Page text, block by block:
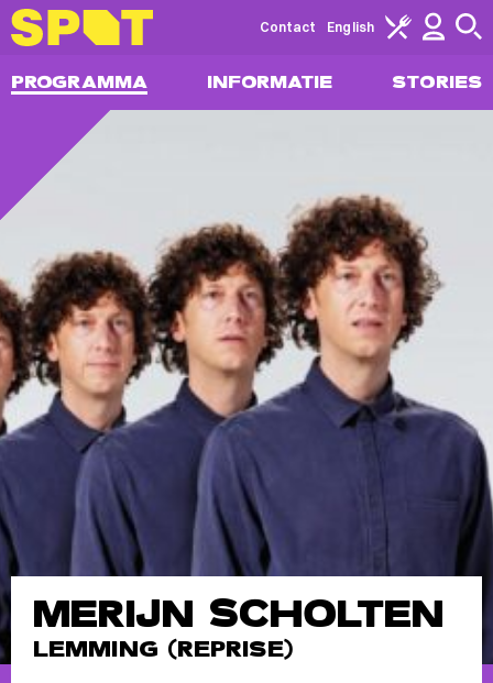
PROGRAMMA INFORMATIE STORIES
Contact English
MERIJN SCHOLTEN
LEMMING (REPRISE)